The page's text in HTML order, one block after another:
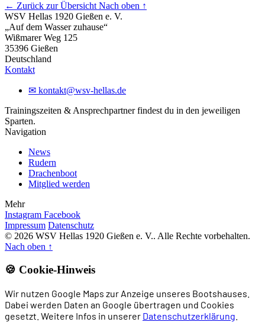
← Zurück zur Übersicht Nach oben ↑
WSV Hellas 1920 Gießen e. V.
„Auf dem Wasser zuhause“
Wißmarer Weg 125
35396 Gießen
Deutschland
Kontakt
✉ kontakt@wsv-hellas.de
Trainingszeiten & Ansprechpartner findest du in den jeweiligen
Sparten.
Navigation
News
Rudern
Drachenboot
Mitglied werden
Mehr
Instagram Facebook
Impressum Datenschutz
© 2026 WSV Hellas 1920 Gießen e. V.. Alle Rechte vorbehalten.
Nach oben ↑
🍪 Cookie-Hinweis
Wir nutzen Google Maps zur Anzeige unseres Bootshauses.
Dabei werden Daten an Google übertragen und Cookies
gesetzt. Weitere Infos in unserer Datenschutzerklärung